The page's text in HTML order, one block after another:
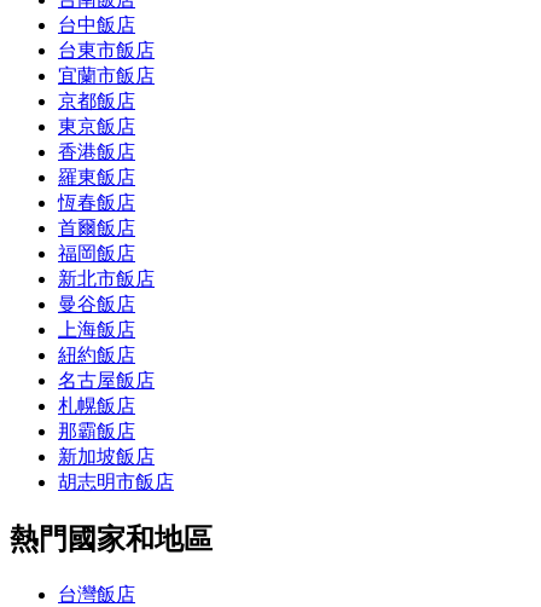
台中飯店
台東市飯店
宜蘭市飯店
京都飯店
東京飯店
香港飯店
羅東飯店
恆春飯店
首爾飯店
福岡飯店
新北市飯店
曼谷飯店
上海飯店
紐約飯店
名古屋飯店
札幌飯店
那霸飯店
新加坡飯店
胡志明市飯店
熱門國家和地區
台灣飯店